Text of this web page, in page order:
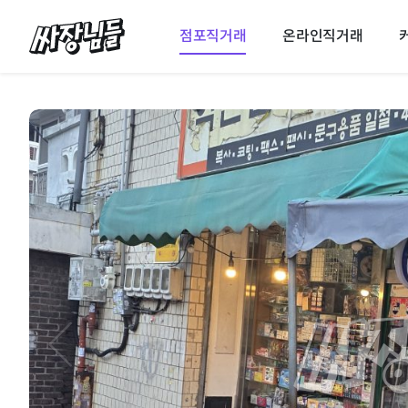
싸장님들 점포직거래 온라인직거래